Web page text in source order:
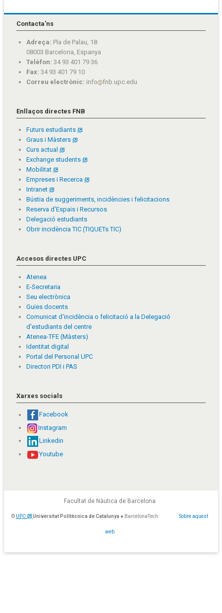
Contacta'ns
Adreça: Pla de Palau, 18
08003 Barcelona, Espanya
Telèfon: 34 93 401 79 36
Fax: 34 93 401 79 10
Correu electrònic: info fnb.upc.edu
Enllaços directes FNB
Futurs estudiants
Graus i Màsters
Curs actual
Exchange students
Mobilitat
Empreses i Recerca
Intranet
Bústia de suggeriments, incidències i felicitacions
Reserva d'Espais i Recursos
Delegació estudiants
Obrir incidència TIC (TIQUETs TIC)
Accesos directes UPC
Atenea
E-Secretaria
Seu electrònica
Guies docents
Comunicat d'incidència o felicitació a la Delegació
d'estudiants del centre
Atenea-TFE (Màsters)
Identitat digital
Portal del Personal UPC
Directori PDI i PAS
Xarxes socials
Facebook
Instagram
Linkedin
Youtube
Facultat de Nàutica de Barcelona
© UPC Universitat Politècnica de Catalunya ● BarcelonaTech Sobre aquest
web